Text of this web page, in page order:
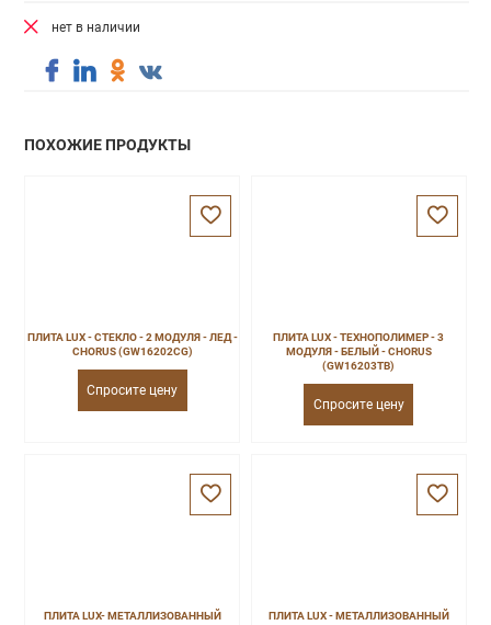
нет в наличии
ПОХОЖИЕ ПРОДУКТЫ
ПЛИТА LUX - СТЕКЛО - 2 МОДУЛЯ - ЛЕД -
CHORUS (GW16202CG)
Спросите цену
ПЛИТА LUX - ТЕХНОПОЛИМЕР - 3
МОДУЛЯ - БЕЛЫЙ - CHORUS
(GW16203TB)
Спросите цену
ПЛИТА LUX- МЕТАЛЛИЗОВАННЫЙ
ПЛИТА LUX - МЕТАЛЛИЗОВАННЫЙ